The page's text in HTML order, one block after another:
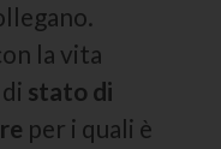
la vita
stato di
per i quali è